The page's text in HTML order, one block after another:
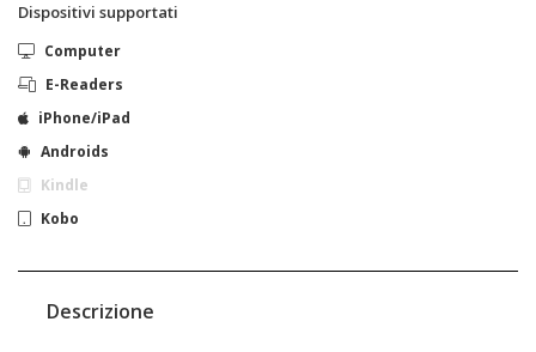
Dispositivi supportati
Computer
E-Readers
iPhone/iPad
Androids
Kindle
Kobo
Descrizione